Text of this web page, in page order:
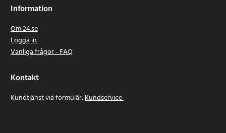
Information
Om 24.se
Logga in
Vanliga frågor - FAQ
Kontakt
Kundtjänst via formulär:Kundservice